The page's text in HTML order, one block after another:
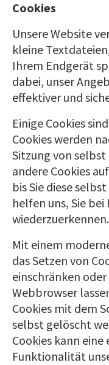
Cookies
Unsere Website
kleine
Ihrem Endgerät
dabei, unser
effektiver und
Einige Cookies
Cookies werden
Sitzung von
andere Cookies
bis Sie diese
helfen uns, Sie
wiederzuerkennen.
Mit einem
das Setzen von
einschränken
Webbrowser
Cookies mit dem
selbst gelöscht
Cookies kann
Funktionalität